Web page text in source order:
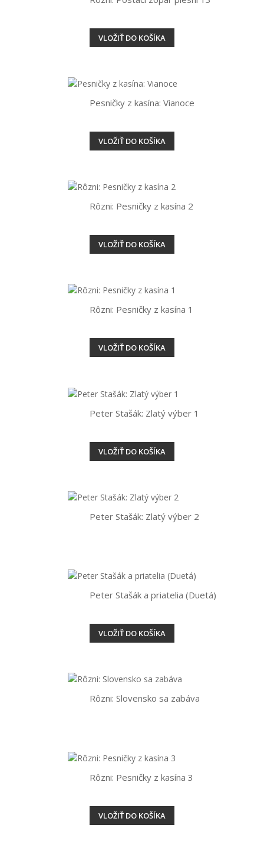
VLOŽIŤ DO KOŠÍKA
Pesničky z kasína: Vianoce
VLOŽIŤ DO KOŠÍKA
Rôzni: Pesničky z kasína 2
VLOŽIŤ DO KOŠÍKA
Rôzni: Pesničky z kasína 1
VLOŽIŤ DO KOŠÍKA
Peter Stašák: Zlatý výber 1
VLOŽIŤ DO KOŠÍKA
Peter Stašák: Zlatý výber 2
Peter Stašák a priatelia (Duetá)
VLOŽIŤ DO KOŠÍKA
Rôzni: Slovensko sa zabáva
Rôzni: Pesničky z kasína 3
VLOŽIŤ DO KOŠÍKA